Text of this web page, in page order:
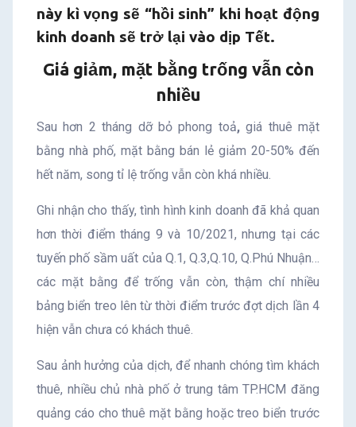
này kì vọng sẽ “hồi sinh” khi hoạt động
kinh doanh sẽ trở lại vào dịp Tết.
Giá giảm, mặt bằng trống vẫn còn
nhiều
Sau hơn 2 tháng dỡ bỏ phong toả,giá thuê mặt
bằng nhà phố, mặt bằng bán lẻ giảm 20-50% đến
hết năm, song tỉ lệ trống vẫn còn khá nhiều.
Ghi nhận cho thấy, tình hình kinh doanh đã khả quan
hơn thời điểm tháng 9 và 10/2021, nhưng tại các
tuyến phố sầm uất của Q.1, Q.3,Q.10, Q.Phú Nhuận…
các mặt bằng để trống vẫn còn, thậm chí nhiều
bảng biển treo lên từ thời điểm trước đợt dịch lần 4
hiện vẫn chưa có khách thuê.
Sau ảnh hưởng của dịch, để nhanh chóng tìm khách
thuê, nhiều chủ nhà phố ở trung tâm TP.HCM đăng
quảng cáo cho thuê mặt bằng hoặc treo biển trước